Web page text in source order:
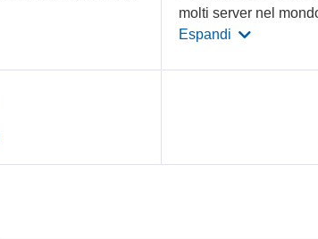
molti server nel
Espandi